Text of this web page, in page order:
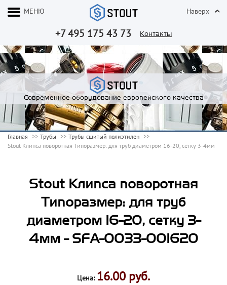
+7 495 175 43 73 Контакты
МЕНЮ Наверх
Современное оборудование европейского качества
Главная Трубы
Трубы сшитый полиэтилен
Stout Клипса поворотная Типоразмер: для труб диаметром 16-20, сетку 3-4мм
Stout Клипса поворотная
Типоразмер: для труб
диаметром 16-20, сетку 3-
4мм - SFA-0033-001620
Цена: 16.00 руб.